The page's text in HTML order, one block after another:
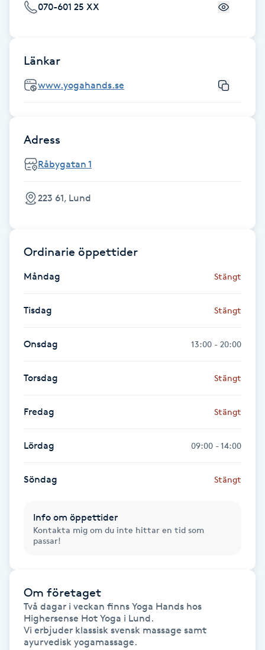
Friskvårdsmassage
Funktionsanalys
Färgning
Gel naglar
Gelenaglar
Gellack med förstärkning
Gravidmassage
Gravidyoga
Gruppträning
Gua Sha-massage
Hatha Yoga
Healing
HIFU
Hollywood Peel
070-601 25 XX
Länkar
www.yogahands.se
Adress
Råbygatan 1
223 61, Lund
Ordinarie öppettider
Måndag Stängt
Tisdag Stängt
Onsdag 13:00 - 20:00
Torsdag Stängt
Fredag Stängt
Lördag 09:00 - 14:00
Söndag Stängt
Info om öppettider
Kontakta mig om du inte hittar en tid som
passar!
Om företaget
Två dagar i veckan finns Yoga Hands hos
Highersense Hot Yoga i Lund.
Vi erbjuder klassisk svensk massage samt
ayurvedisk yogamassage.